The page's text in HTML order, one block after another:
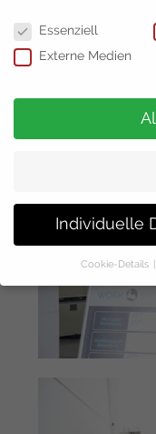
Essenziell
Externe Medien
Individuelle
Cookie-Details
Hier finden Sie eine
Sie können Ihre
sich weitere